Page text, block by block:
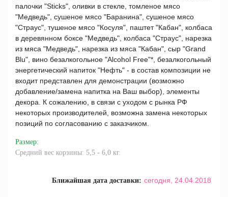
палочки "Sticks", оливки в стекле, томленое мясо
"Медведь", сушеное мясо "Баранина", сушеное мясо
"Страус", тушеное мясо "Косуля", паштет "Кабан", колбаса
в деревянном боксе "Медведь", колбаса "Страус", нарезка
из мяса "Медведь", нарезка из мяса "Кабан", сыр "Grand
Blu", вино безалкогольное "Alcohol Free"*, безалкогольный
энергетический напиток "Нефть" - в состав композиции не
входит представлен для демонстрации (возможно
добавление/замена напитка на Ваш выбор), элементы
декора. К сожалению, в связи с уходом с рынка РФ
некоторых производителей, возможна замена некоторых
позиций по согласованию с заказчиком.
Размер:
Средний вес корзины: 5,5 - 6,0 кг.
Ближайшая дата доставки: сегодня, 24.04.2018